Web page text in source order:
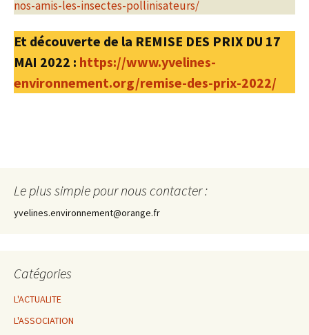
nos-amis-les-insectes-pollinisateurs/
Et découverte de la REMISE DES PRIX DU 17
MAI 2022 : https://www.yvelines-
environnement.org/remise-des-prix-2022/
Le plus simple pour nous contacter :
yvelines.environnement@orange.fr
Catégories
L'ACTUALITE
L'ASSOCIATION